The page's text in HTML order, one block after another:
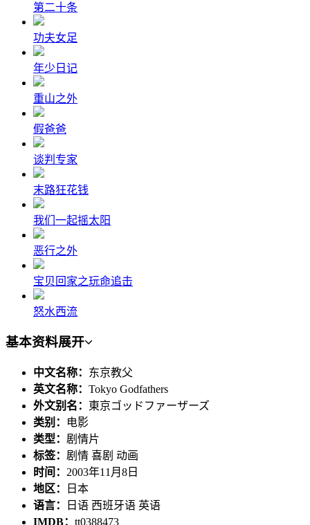
第二十条
功夫女足
年少日记
重山之外
假爸爸
谈判专家
末路狂花钱
我们一起摇太阳
恶行之外
宝贝回家之玩命追击
怒水西流
基本资料展开
中文名称： 东京教父
英文名称： Tokyo Godfathers
外文别名： 東京ゴッドファーザーズ
类别：
电影
类型： 剧情片
标签： 剧情 喜剧 动画
时间： 2003年11月8日
地区：
日本
语言：
日语 西班牙语 英语
IMDB： tt0388473